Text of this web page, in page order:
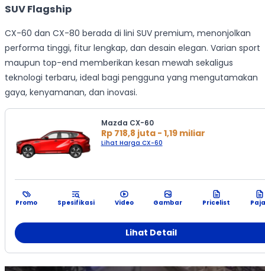
SUV Flagship
CX-60 dan CX-80 berada di lini SUV premium, menonjolkan
performa tinggi, fitur lengkap, dan desain elegan. Varian sport
maupun top-end memberikan kesan mewah sekaligus
teknologi terbaru, ideal bagi pengguna yang mengutamakan
gaya, kenyamanan, dan inovasi.
Mazda CX-60
Rp 718,8 juta - 1,19 miliar
Lihat Harga CX-60
Promo Spesifikasi Video Gambar Pricelist
Lihat Detail